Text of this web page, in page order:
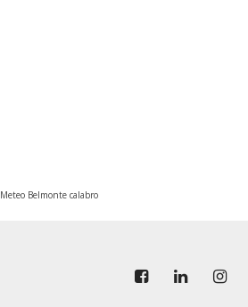
Meteo Belmonte calabro